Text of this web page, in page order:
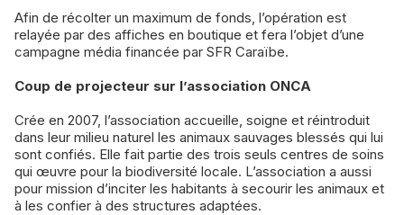
Afin de récolter un maximum de fonds, l’opération est
relayée par des affiches en boutique et fera l’objet d’une
campagne média financée par SFR Caraïbe.
Coup de projecteur sur l’association ONCA
Crée en 2007, l’association accueille, soigne et réintroduit
dans leur milieu naturel les animaux sauvages blessés qui lui
sont confiés. Elle fait partie des trois seuls centres de soins
qui œuvre pour la biodiversité locale. L’association a aussi
pour mission d’inciter les habitants à secourir les animaux et
à les confier à des structures adaptées.